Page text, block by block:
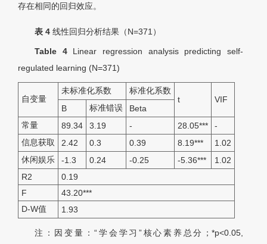
存在相同的回归效应。
表 4 线性回归分析结果（N=371）
Table 4 Linear regression analysis predicting self-
regulated learning (N=371)
自变量
未标准化系数
标准化系数
t
VIF
B
标准错误
Beta
常量
89.34 3.19 - 28.05***
-
信息获取
2.42 0.3 0.39 8.19***
1.02
休闲娱乐
-1.3 0.24 -0.25 -5.36***
1.02
R2
0.19
F
43.20***
D-W值
1.93
注：因变量：“学会学习”核心素养总分；*p<0.05,